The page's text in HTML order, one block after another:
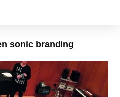
sonic branding